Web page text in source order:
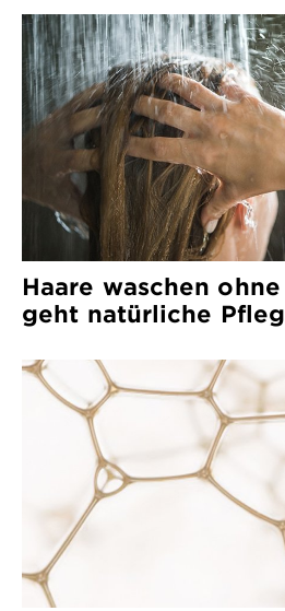
Haare waschen
geht natürliche